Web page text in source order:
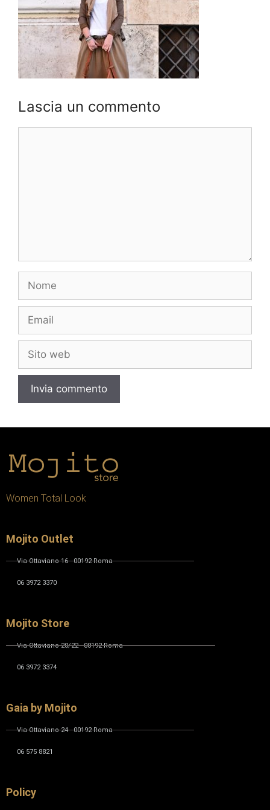
Lascia un commento
Women Total Look
Mojito Outlet
Via Ottaviano 16 - 00192 Roma
06 3972 3370
Mojito Store
Via Ottaviano 20/22 - 00192 Roma
06 3972 3374
Gaia by Mojito
Via Ottaviano 24 - 00192 Roma
06 575 8821
Policy